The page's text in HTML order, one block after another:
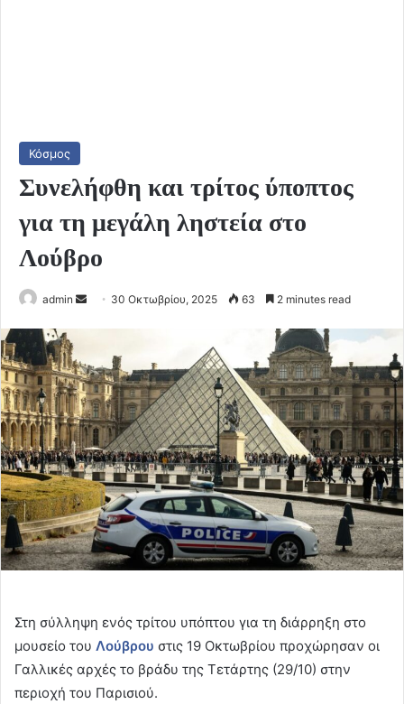
Κόσμος
Συνελήφθη και τρίτος ύποπτος
για τη μεγάλη ληστεία στο
Λούβρο
admin
Send 30 Οκτωβρίου, 2025 63 2 minutes read
Στη σύλληψη ενός τρίτου υπόπτου για τη διάρρηξη στο
μουσείο του Λούβρου στις 19 Οκτωβρίου προχώρησαν οι
Γαλλικές αρχές το βράδυ της Τετάρτης (29/10) στην
περιοχή του Παρισιού.